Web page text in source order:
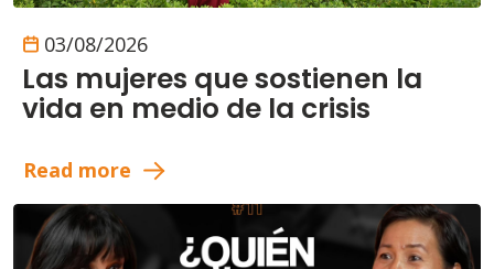
03/08/2026
Las mujeres que sostienen la
vida en medio de la crisis
Read more